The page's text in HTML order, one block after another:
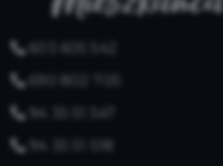
603 605 542
690 802 705
94 35 51 547
94 35 51 518